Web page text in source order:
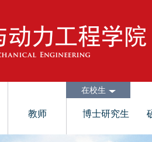
教师
在校生
博士研究生